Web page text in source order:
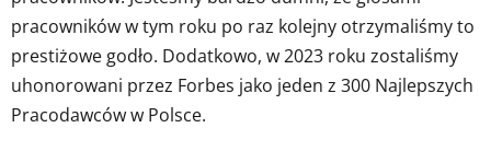
pracowników w tym roku po raz kolejny otrzymaliśmy to
prestiżowe godło. Dodatkowo, w 2023 roku zostaliśmy
uhonorowani przez Forbes jako jeden z 300 Najlepszych
Pracodawców w Polsce.